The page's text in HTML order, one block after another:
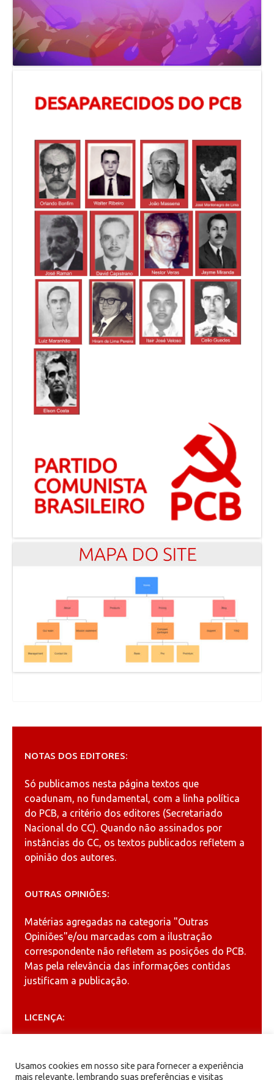
NOTAS DOS EDITORES:
Só publicamos nesta página textos que
coadunam, no fundamental, com a linha política
do PCB, a critério dos editores (Secretariado
Nacional do CC). Quando não assinados por
instâncias do CC, os textos publicados refletem a
opinião dos autores.
OUTRAS OPINIÕES:
Matérias agregadas na categoria "Outras
Opiniões"e/ou marcadas com a ilustração
correspondente não refletem as posições do PCB.
Mas pela relevância das informações contidas
justificam a publicação.
LICENÇA:
Creative Commons
Usamos cookies em nosso site para fornecer a experiência
mais relevante, lembrando suas preferências e visitas